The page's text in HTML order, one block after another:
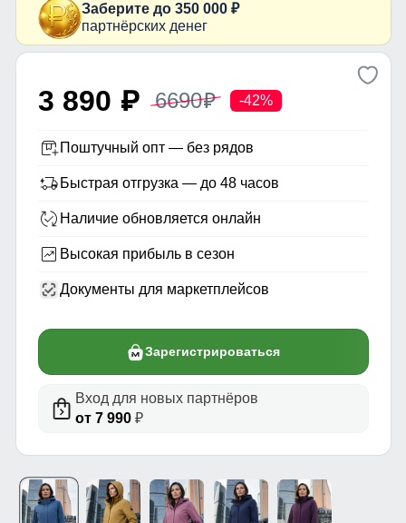
Заберите до 350 000 ₽
партнёрских денег
3 890 p 6690p -42%
Поштучный опт — без рядов
Быстрая отгрузка — до 48 часов
Наличие обновляется онлайн
Высокая прибыль в сезон
Документы для маркетплейсов
Зарегистрироваться
Вход для новых партнёров
от 7 990₽